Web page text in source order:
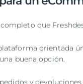
que
orientada
buena opción.
y